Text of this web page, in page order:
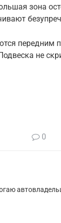
зона
передним
не
0